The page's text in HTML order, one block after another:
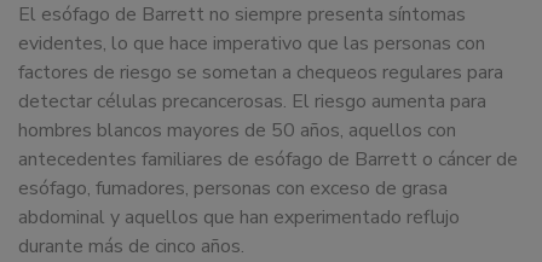
El esófago de Barrett no siempre presenta síntomas
evidentes, lo que hace imperativo que las personas con
factores de riesgo se sometan a chequeos regulares para
detectar células precancerosas. El riesgo aumenta para
hombres blancos mayores de 50 años, aquellos con
antecedentes familiares de esófago de Barrett o cáncer de
esófago, fumadores, personas con exceso de grasa
abdominal y aquellos que han experimentado reflujo
durante más de cinco años.